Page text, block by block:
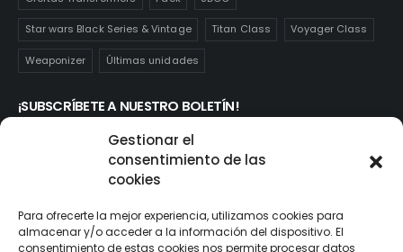
Gestionar el
consentimiento de las
cookies
Para ofrecerte la mejor experiencia, utilizamos cookies para
almacenar y/o acceder a la información del dispositivo. El
consentimiento de estas cookies nos permite procesar datos
Star wars Black Series & Vintage Titan Class Voyager Class
Weaponizer Últimas unidades
¡SUBSCRÍBETE A NUESTRO BOLETÍN!
Te mantendrás informado de las novedades y ofertas que
realmente te interesan. Subscríbete aquí: